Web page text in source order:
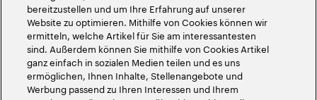
bereitzustellen und um Ihre Erfahrung auf unserer
Website zu optimieren. Mithilfe von Cookies können wir
ermitteln, welche Artikel für Sie am interessantesten
sind. Außerdem können Sie mithilfe von Cookies Artikel
ganz einfach in sozialen Medien teilen und es uns
ermöglichen, Ihnen Inhalte, Stellenangebote und
Werbung passend zu Ihren Interessen und Ihrem